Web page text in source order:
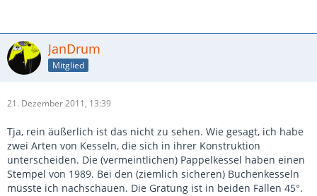
JanDrum
Mitglied
21. Dezember 2011, 13:39
Tja, rein äußerlich ist das nicht zu sehen. Wie gesagt, ich habe
zwei Arten von Kesseln, die sich in ihrer Konstruktion
unterscheiden. Die (vermeintlichen) Pappelkessel haben einen
Stempel von 1989. Bei den (ziemlich sicheren) Buchenkesseln
müsste ich nachschauen. Die Gratung ist in beiden Fällen 45°.